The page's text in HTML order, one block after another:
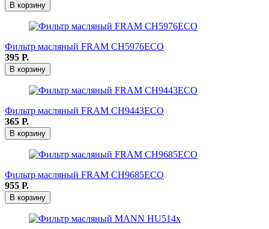
В корзину
Фильтр масляный FRAM СН5976ЕСО
395 Р.
В корзину
Фильтр масляный FRAM СН9443ЕСО
365 Р.
В корзину
Фильтр масляный FRAM СН9685ЕСО
955 Р.
В корзину